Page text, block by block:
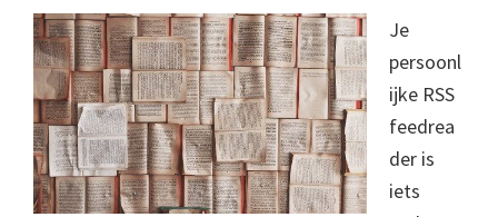
Je
persoonl
ijke RSS
feedrea
der is
iets